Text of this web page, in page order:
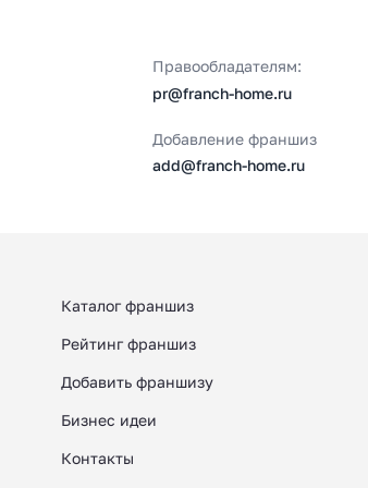
Правообладателям:
pr@franch-home.ru
Добавление франшиз
add@franch-home.ru
Каталог франшиз
Рейтинг франшиз
Добавить франшизу
Бизнес идеи
Контакты